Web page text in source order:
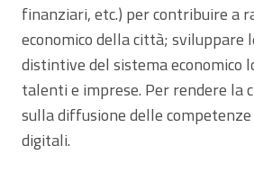
finanziari, etc.) per contribuire a
economico della città; sviluppare
distintive del sistema economico
talenti e imprese. Per rendere la
sulla diffusione delle
digitali.